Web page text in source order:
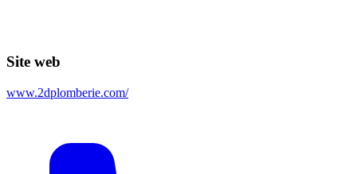
Site web
www.2dplomberie.com/